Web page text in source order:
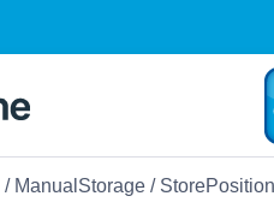
/ ManualStorage / StorePosition